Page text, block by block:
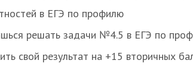
в ЕГЭ по профилю
решать задачи №4.5 в ЕГЭ по
свой результат на +15 вторичных